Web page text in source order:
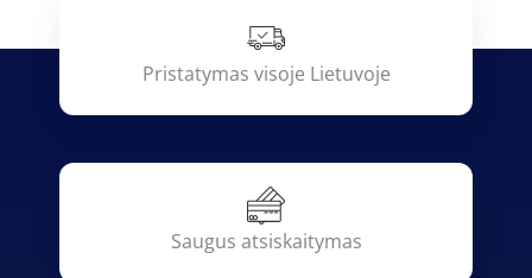
Pristatymas visoje Lietuvoje
Saugus atsiskaitymas